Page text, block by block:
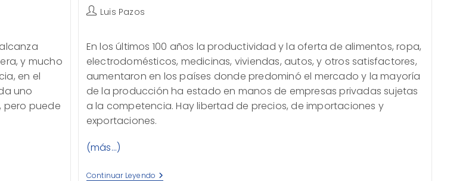
y mucho
en el
uno
pero puede
Autor
entrada:
Luis Pazos
En los últimos 100 años la productividad y la oferta de alimentos, ropa,
electrodomésticos, medicinas, viviendas, autos, y otros satisfactores,
aumentaron en los países donde predominó el mercado y la mayoría
de la producción ha estado en manos de empresas privadas sujetas
a la competencia. Hay libertad de precios, de importaciones y
exportaciones.
(más…)
Continuar Leyendo Por